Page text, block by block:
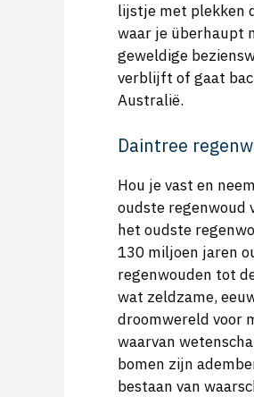
lijstje met plekken
waar je überhaupt
geweldige
verblijft of gaat
Australië.
Daintree
Hou je vast en
oudste regenwoud
het oudste
130 miljoen jaren
regenwouden tot
wat zeldzame,
droomwereld voor
waarvan
bomen zijn
bestaan van